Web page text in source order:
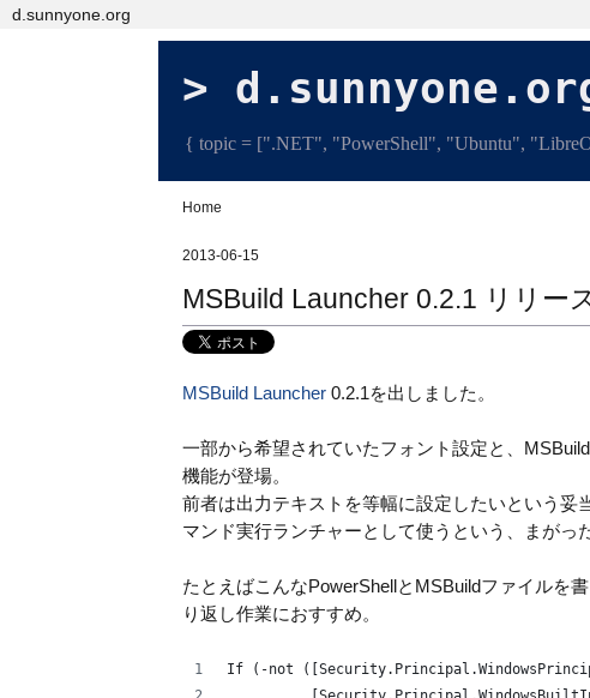
d.sunnyone.org
{ topic = [".NET", "PowerShell", "Ubuntu",
Home
2013-06-15
MSBuild Launcher 0.2.1 リリー
MSBuild Launcher 0.2.1を出しました。
一部から希望されていたフォント設定と、
機能が登場。
前者は出力テキストを等幅に設定したいという妥
マンド実行ランチャーとして使うという、まがっ
たとえばこんなPowerShellとMSBuildファイルを
り返し作業におすすめ。
If (-not